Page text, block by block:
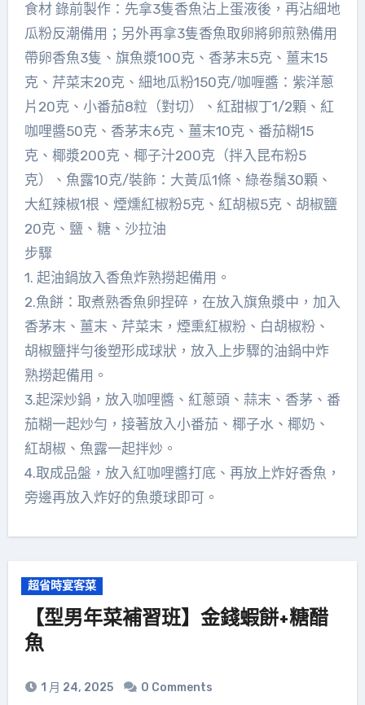
食材 錄前製作：先拿3隻香魚沾上蛋液後，再沾細地
瓜粉反潮備用；另外再拿3隻香魚取卵將卵煎熟備用
帶卵香魚3隻、旗魚漿100克、香茅末5克、薑末15
克、芹菜末20克、細地瓜粉150克/咖喱醬：紫洋蔥
片20克、小番茄8粒（對切）、紅甜椒丁1/2顆、紅
咖哩醬50克、香茅末6克、薑末10克、番茄糊15
克、椰漿200克、椰子汁200克（拌入昆布粉5
克）、魚露10克/裝飾：大黃瓜1條、綠卷鬚30顆、
大紅辣椒1根、煙燻紅椒粉5克、紅胡椒5克、胡椒鹽
20克、鹽、糖、沙拉油
步驟
1. 起油鍋放入香魚炸熟撈起備用。
2.魚餅：取煮熟香魚卵捏碎，在放入旗魚漿中，加入
香茅末、薑末、芹菜末，煙熏紅椒粉、白胡椒粉、
胡椒鹽拌勻後塑形成球狀，放入上步驟的油鍋中炸
熟撈起備用。
3.起深炒鍋，放入咖哩醬、紅蔥頭、蒜末、香茅、番
茄糊一起炒勻，接著放入小番茄、椰子水、椰奶、
紅胡椒、魚露一起拌炒。
4.取成品盤，放入紅咖哩醬打底、再放上炸好香魚，
旁邊再放入炸好的魚漿球即可。
超省時宴客菜
【型男年菜補習班】金錢蝦餅+糖醋
魚
1 月 24, 2025 0 Comments